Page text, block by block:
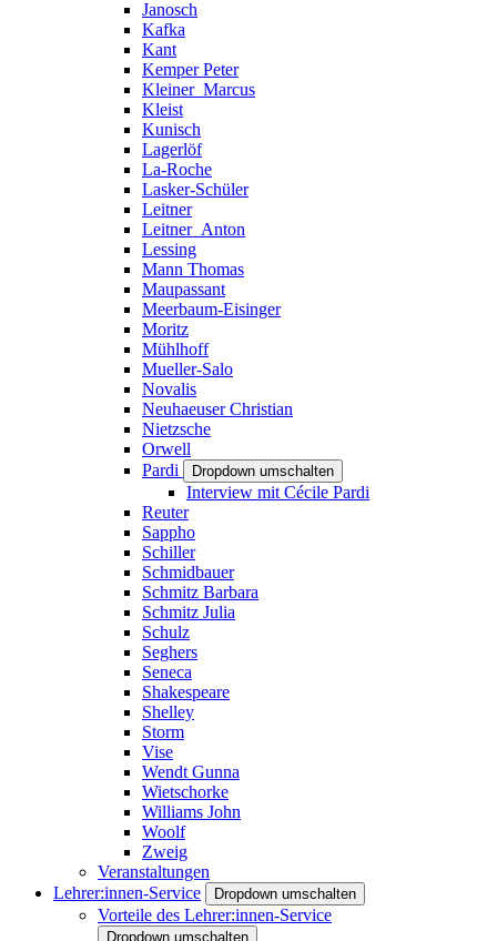
Janosch
Kafka
Kant
Kemper Peter
Kleiner_Marcus
Kleist
Kunisch
Lagerlöf
La-Roche
Lasker-Schüler
Leitner
Leitner_Anton
Lessing
Mann Thomas
Maupassant
Meerbaum-Eisinger
Moritz
Mühlhoff
Mueller-Salo
Novalis
Neuhaeuser Christian
Nietzsche
Orwell
Pardi
Dropdown umschalten
Interview mit Cécile Pardi
Reuter
Sappho
Schiller
Schmidbauer
Schmitz Barbara
Schmitz Julia
Schulz
Seghers
Seneca
Shakespeare
Shelley
Storm
Vise
Wendt Gunna
Wietschorke
Williams John
Woolf
Zweig
Veranstaltungen
Lehrer:innen-Service
Dropdown umschalten
Vorteile des Lehrer:innen-Service
Dropdown umschalten